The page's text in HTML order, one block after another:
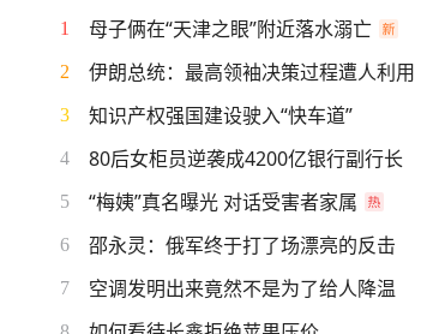
1 母子俩在“天津之眼”附近落水溺亡
2 伊朗总统：最高领袖决策过程遭人利用
3 知识产权强国建设驶入“快车道”
4 80后女柜员逆袭成4200亿银行副行长
5 “梅姨”真名曝光 对话受害者家属
6 邵永灵：俄军终于打了场漂亮的反击
7 空调发明出来竟然不是为了给人降温